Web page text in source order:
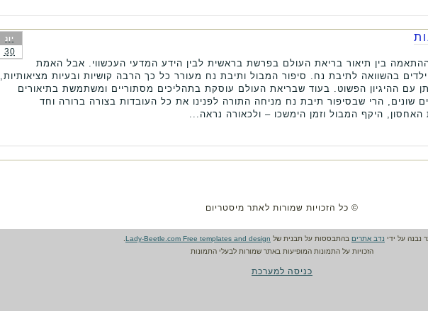
יונ
30
בין תיאור בריאת העולם בפרשת בראשית לבין הידע המדעי העכשווי. אבל האמת
בהשוואה לתיבת נח. סיפור המבול ותיבת נח מעורר כל כך הרבה קושיות ובעיות מציאותיות,
עם ההיגיון הפשוט. בעוד שבריאת העולם עוסקת בתהליכים מסתוריים ומשתמשת בתיאורים
שונים, הרי שבסיפור תיבת נח מניחה התורה לפנינו את כל העובדות בצורה ברורה וחד
היקף המבול וזמן הימשכו – ולכאורה נראה...
© כל הזכויות שמורות לאתר מיסטריום
נבנה על ידי נדב אתרים בהתבססות על תבנית של Lady-Beetle.com Free templates and design
הזכויות על התמונות המופיעות באתר שמורות לבעלי התמונות
כניסה למערכת